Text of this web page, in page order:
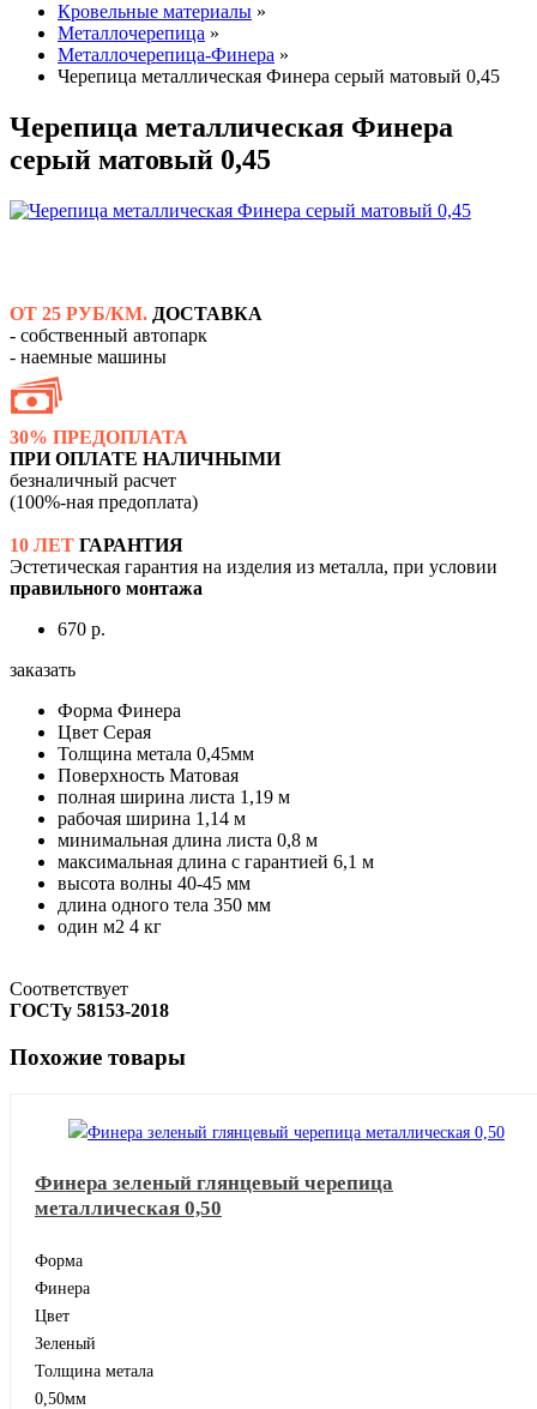
Кровельные материалы »
Металлочерепица »
Металлочерепица-Финера »
Черепица металлическая Финера серый матовый 0,45
Черепица металлическая Финера
серый матовый 0,45
ОТ 25 РУБ/КМ. ДОСТАВКА
- собственный автопарк
- наемные машины
30% ПРЕДОПЛАТА
ПРИ ОПЛАТЕ НАЛИЧНЫМИ
безналичный расчет
(100%-ная предоплата)
10 ЛЕТ ГАРАНТИЯ
Эстетическая гарантия на изделия из металла, при условии
правильного монтажа
670 р.
заказать
Форма Финера
Цвет Серая
Толщина метала 0,45мм
Поверхность Матовая
полная ширина листа 1,19 м
рабочая ширина 1,14 м
минимальная длина листа 0,8 м
максимальная длина с гарантией 6,1 м
высота волны 40-45 мм
длина одного тела 350 мм
один м2 4 кг
Соответствует
ГОСТу 58153-2018
Похожие товары
Финера зеленый глянцевый черепица
металлическая 0,50
Форма
Финера
Цвет
Зеленый
Толщина метала
0,50мм